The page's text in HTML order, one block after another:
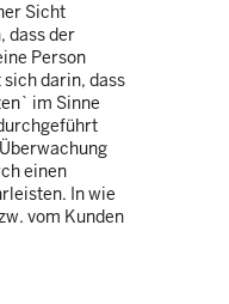
Sicht
dass der
Person
darin, dass
im Sinne
einen
In wie
vom Kunden